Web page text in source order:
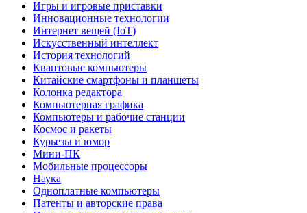
Игры и игровые приставки
Инновационные технологии
Интернет вещей (IoT)
Искусственный интеллект
История технологий
Квантовые компьютеры
Китайские смартфоны и планшеты
Колонка редактора
Компьютерная графика
Компьютеры и рабочие станции
Космос и ракеты
Курьезы и юмор
Мини-ПК
Мобильные процессоры
Наука
Одноплатные компьютеры
Патенты и авторские права